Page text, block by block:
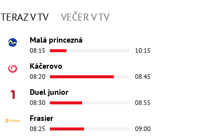
TERAZ V TV VEČER V TV
Malá princezná
08:15 10:15
Káčerovo
08:20 08:45
Duel junior
08:30 08:55
Frasier
08:25 09:00